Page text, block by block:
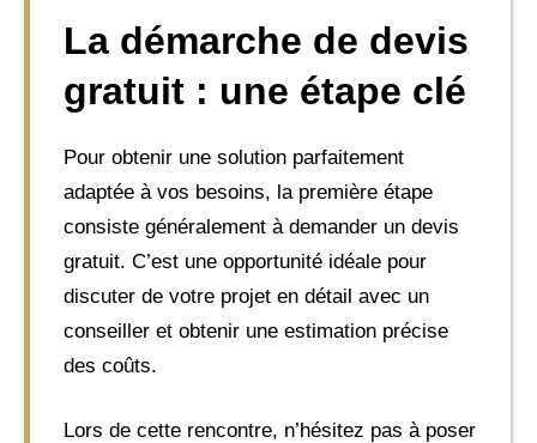
La démarche de devis
gratuit : une étape clé
Pour obtenir une solution parfaitement
adaptée à vos besoins, la première étape
consiste généralement à demander un devis
gratuit. C’est une opportunité idéale pour
discuter de votre projet en détail avec un
conseiller et obtenir une estimation précise
des coûts.
Lors de cette rencontre, n’hésitez pas à poser